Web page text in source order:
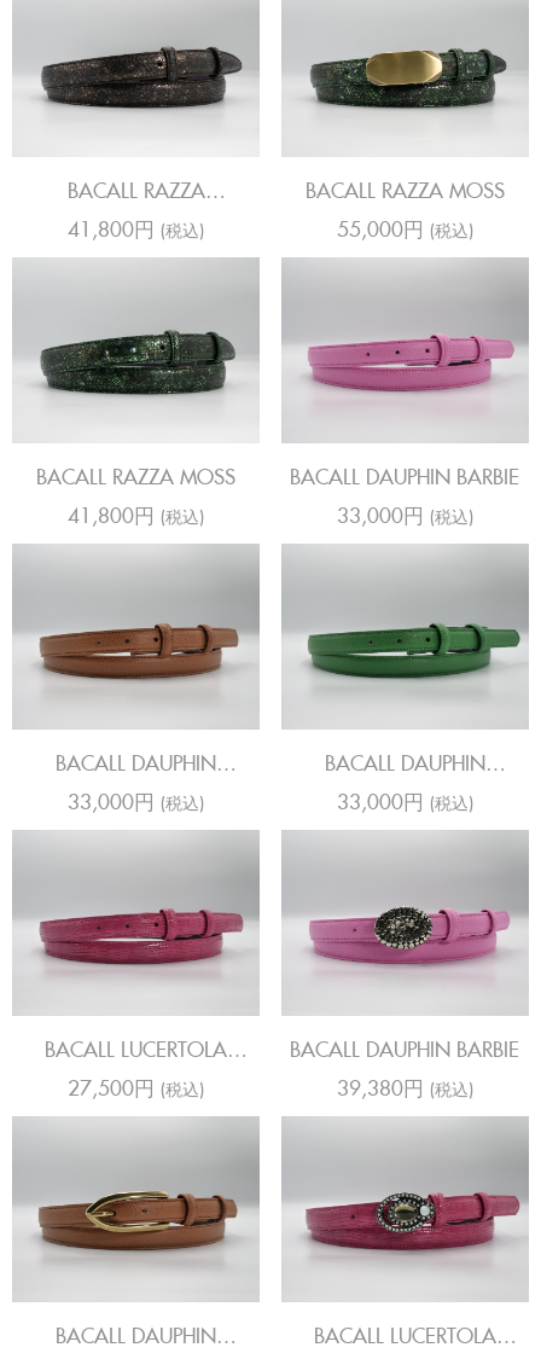
BACALL RAZZA
TURQUOISE SPLASH
41,800円 (税込)
BACALL RAZZA MOSS
55,000円 (税込)
BACALL RAZZA MOSS
41,800円 (税込)
BACALL DAUPHIN BARBIE
33,000円 (税込)
BACALL DAUPHIN
CHESTNUT
33,000円 (税込)
BACALL DAUPHIN
EMERALD
33,000円 (税込)
BACALL LUCERTOLA
SAHARA HOT PINK
27,500円 (税込)
BACALL DAUPHIN BARBIE
39,380円 (税込)
BACALL DAUPHIN
BACALL LUCERTOLA